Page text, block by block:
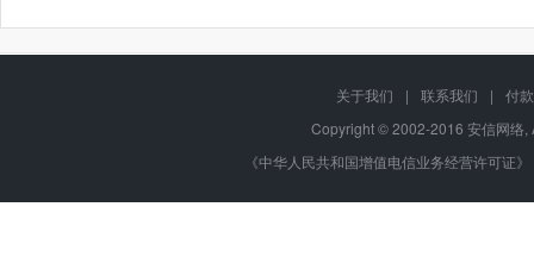
关于我们 | 联系我们 |
付
Copyright © 2002-2016 安信网
《中华人民共和国增值电信业务经营许可